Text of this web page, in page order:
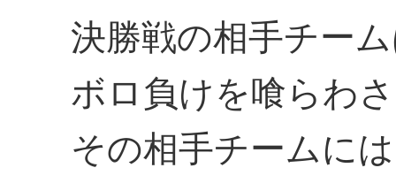
決勝戦の相手チー
ボロ負けを喰らわ
その相手チームに